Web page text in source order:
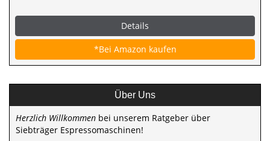
Details
*Bei Amazon kaufen
Über Uns
Herzlich Willkommen bei unserem Ratgeber über
Siebträger Espressomaschinen!